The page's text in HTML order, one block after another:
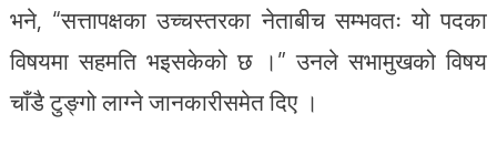
भने, “सत्तापक्षका उच्चस्तरका नेताबीच सम्भवतः यो पदका
विषयमा सहमति भइसकेको छ ।” उनले सभामुखको विषय
चाँडै टुङ्गो लाग्ने जानकारीसमेत दिए ।